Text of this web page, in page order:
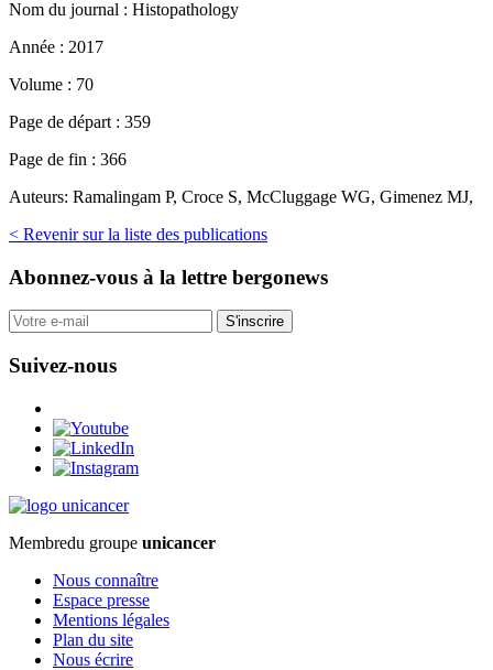
Nom du journal : Histopathology
Année : 2017
Volume : 70
Page de départ : 359
Page de fin : 366
Auteurs: Ramalingam P, Croce S, McCluggage WG, Gimenez MJ,
< Revenir sur la liste des publications
Abonnez-vous à la lettre bergonews
S'inscrire
Suivez-nous
Membredu groupe unicancer
Nous connaître
Espace presse
Mentions légales
Plan du site
Nous écrire